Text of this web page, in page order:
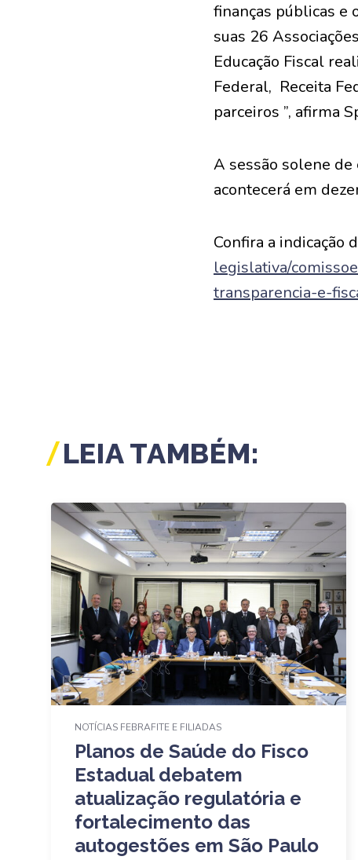
finanças públicas e
suas 26
Educação Fiscal
Federal, Receita
parceiros ”, afirma
A sessão solene
acontecerá em
Confira a indicação
legislativa/
transparencia-e-
LEIA TAMBÉM:
NOTÍCIAS FEBRAFITE E FILIADAS
Planos de Saúde do Fisco
Estadual debatem
atualização regulatória e
fortalecimento das
autogestões em São Paulo